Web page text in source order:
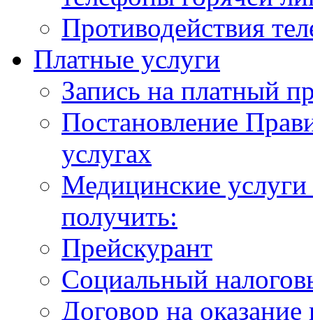
Противодействия
Платные услуги
Запись на платный
Постановление
услугах
Медицинские
получить:
Прейскурант
Социальный
Договор на